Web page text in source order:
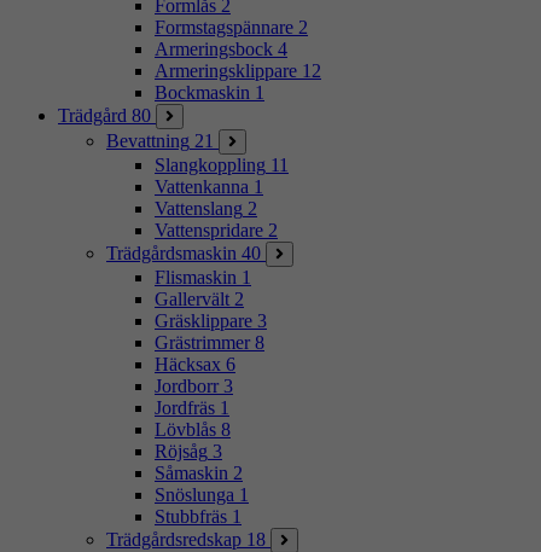
Formlås 2
Formstagspännare 2
Armeringsbock 4
Armeringsklippare 12
Bockmaskin 1
Trädgård 80
Bevattning 21
Slangkoppling 11
Vattenkanna 1
Vattenslang 2
Vattenspridare 2
Trädgårdsmaskin 40
Flismaskin 1
Gallervält 2
Gräsklippare 3
Grästrimmer 8
Häcksax 6
Jordborr 3
Jordfräs 1
Lövblås 8
Röjsåg 3
Såmaskin 2
Snöslunga 1
Stubbfräs 1
Trädgårdsredskap 18